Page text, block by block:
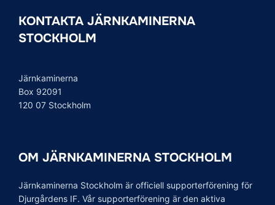
KONTAKTA JÄRNKAMINERNA
STOCKHOLM
Järnkaminerna
Box 92091
120 07 Stockholm
OM JÄRNKAMINERNA STOCKHOLM
Järnkaminerna Stockholm är officiell supporterförening för
Djurgårdens IF. Vår supporterförening är den aktiva